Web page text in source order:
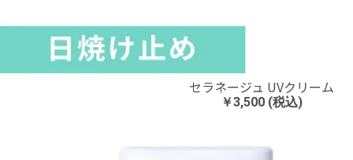
セラネージュ UVクリーム
￥3,500 (税込)